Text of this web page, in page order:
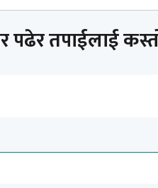
पढेर तपाईलाई